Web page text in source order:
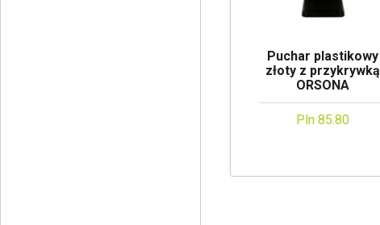
Puchar plastikowy
złoty z przykrywką
ORSONA
Pln 85.80